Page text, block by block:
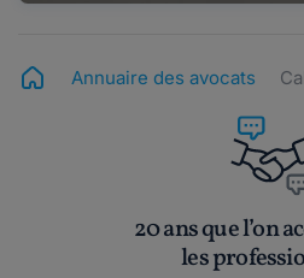
Annuaire des avocats
20 ans que l’on
les